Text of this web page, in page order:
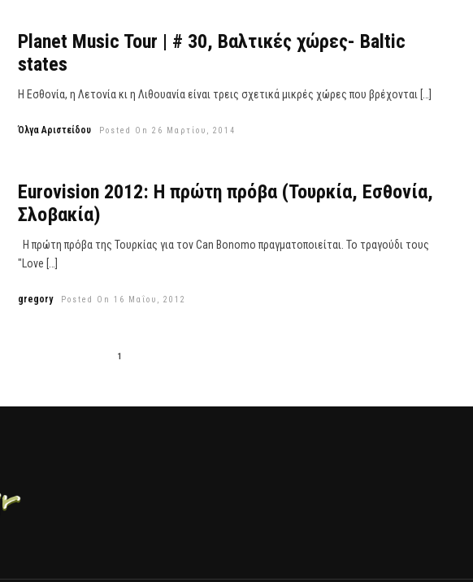
Planet Music Tour | # 30, Βαλτικές χώρες- Baltic
states
Η Εσθονία, η Λετονία κι η Λιθουανία είναι τρεις σχετικά μικρές χώρες που βρέχονται […]
Όλγα Αριστείδου Posted On 26 Μαρτίου, 2014
Eurovision 2012: Η πρώτη πρόβα (Τουρκία, Εσθονία,
Σλοβακία)
Η πρώτη πρόβα της Τουρκίας για τον Can Bonomo πραγματοποιείται. Το τραγούδι τους
"Love […]
gregory Posted On 16 Μαΐου, 2012
1